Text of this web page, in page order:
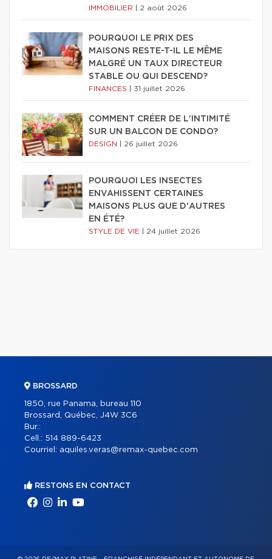
IMMOBILIER 2 août 2026
POURQUOI LE PRIX DES
MAISONS RESTE-T-IL LE MÊME
MALGRÉ UN TAUX DIRECTEUR
STABLE OU QUI DESCEND?
FINANCES 31 juillet 2026
COMMENT CRÉER DE L'INTIMITÉ
SUR UN BALCON DE CONDO?
DESIGN 26 juillet 2026
POURQUOI LES INSECTES
ENVAHISSENT CERTAINES
MAISONS PLUS QUE D'AUTRES
EN ÉTÉ?
STYLE DE VIE 24 juillet 2026
BROSSARD
1850, rue Panama, bureau 110
Brossard, Québec, J4W 3C6
Bur.:
Cell.: 514 889-6423
Courriel: aquiles.veras@remax-quebec.com
RESTONS EN CONTACT